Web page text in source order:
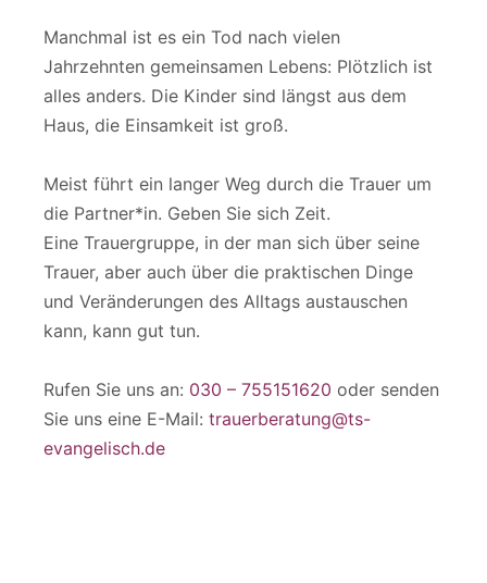
Manchmal ist es ein Tod nach vielen
Jahrzehnten gemeinsamen Lebens: Plötzlich ist
alles anders. Die Kinder sind längst aus dem
Haus, die Einsamkeit ist groß.
Meist führt ein langer Weg durch die Trauer um
die Partner*in. Geben Sie sich Zeit.
Eine Trauergruppe, in der man sich über seine
Trauer, aber auch über die praktischen Dinge
und Veränderungen des Alltags austauschen
kann, kann gut tun.
Rufen Sie uns an: 030 – 755151620 oder senden
Sie uns eine E-Mail: trauerberatung@ts-
evangelisch.de